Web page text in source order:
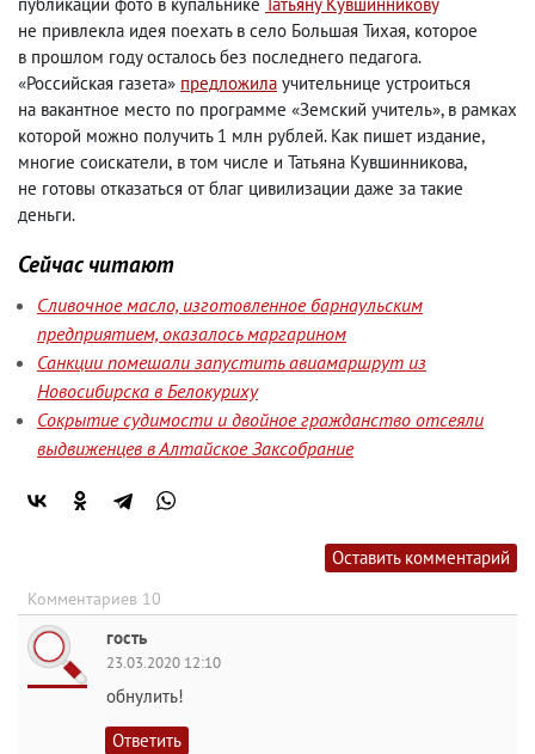
не привлекла идея поехать в село Большая Тихая, которое
в прошлом году осталось без последнего педагога.
«Российская газета» предложила учительнице устроиться
на вакантное место по программе «Земский учитель», в рамках
которой можно получить 1 млн рублей. Как пишет издание,
многие соискатели, в том числе и Татьяна Кувшинникова,
не готовы отказаться от благ цивилизации даже за такие
деньги.
Сейчас читают
Сливочное масло, изготовленное барнаульским
предприятием, оказалось маргарином
Санкции помешали запустить авиамаршрут из
Новосибирска в Белокуриху
Сокрытие судимости и двойное гражданство отсеяли
выдвиженцев в Алтайское Заксобрание
Оставить комментарий
Комментариев 10
гость
23.03.2020 12:10
обнулить!
Ответить